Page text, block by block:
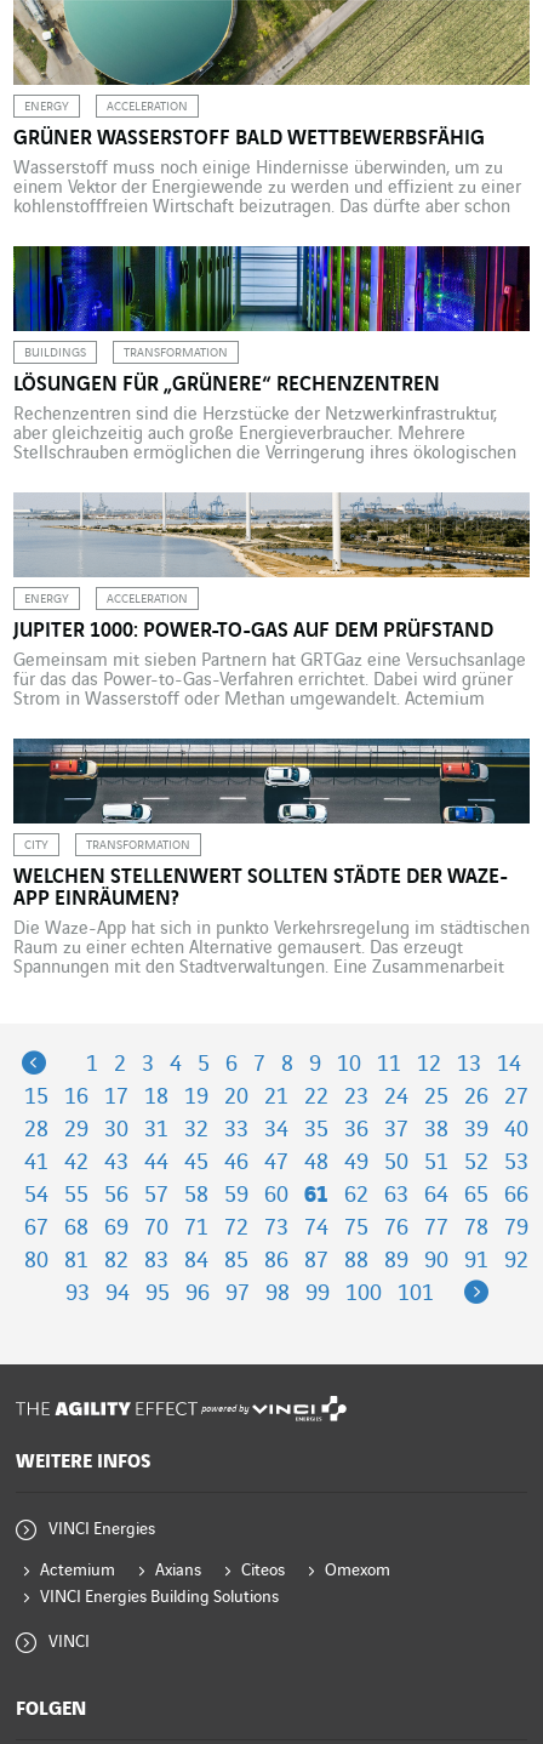
Luxusauto der berühmten, zum Volkswagen-Konzern gehörenden
Marke eine weitere Besonderheit auf: Es wurde in […]
ENERGY ACCELERATION
GRÜNER WASSERSTOFF BALD WETTBEWERBSFÄHIG
Wasserstoff muss noch einige Hindernisse überwinden, um zu
einem Vektor der Energiewende zu werden und effizient zu einer
kohlenstofffreien Wirtschaft beizutragen. Das dürfte aber schon
Wasserstoff zu wettbewerbsfähigen Preisen herzustellen. Sind in
absehbarer Zukunft alle Voraussetzungen erfüllt, um Wasserstoff
zum zentralen Vektor der Energiewende zu […]
BUILDINGS TRANSFORMATION
LÖSUNGEN FÜR „GRÜNERE“ RECHENZENTREN
Rechenzentren sind die Herzstücke der Netzwerkinfrastruktur,
aber gleichzeitig auch große Energieverbraucher. Mehrere
Stellschrauben ermöglichen die Verringerung ihres ökologischen
Transformation. In ihren Servern werden Daten gespeichert,
verarbeitet und geschützt. Die wachsende Datenflut aus dem
privaten wie auch dem gewerblichen Bereich erfordert immer
größere Speicherkapazitäten und ein optimales
Datenmanagement. Somit […]
ENERGY ACCELERATION
JUPITER 1000: POWER-TO-GAS AUF DEM PRÜFSTAND
Gemeinsam mit sieben Partnern hat GRTGaz eine Versuchsanlage
für das das Power-to-Gas-Verfahren errichtet. Dabei wird grüner
Strom in Wasserstoff oder Methan umgewandelt. Actemium
zur Energiespeicherung eröffnet. Jupiter 1000 ist eine von GRTgaz
betriebene Demonstrationsanlage im industriellen Maßstab für
das Power-to-Gas-Verfahren. Die Planung begann 2014, im
Februar 2020 ging […]
CITY TRANSFORMATION
WELCHEN STELLENWERT SOLLTEN STÄDTE DER WAZE-
APP EINRÄUMEN?
Die Waze-App hat sich in punkto Verkehrsregelung im städtischen
Raum zu einer echten Alternative gemausert. Das erzeugt
Spannungen mit den Stadtverwaltungen. Eine Zusammenarbeit
Previous
1 2 3 4 5 6 7 8 9 10 11 12 13
14
15
16 17 18 19 20 21 22 23 24 25 26
27
28
29 30 31 32 33 34 35 36 37 38 39
40
41
42 43 44 45 46 47 48 49 50 51 52
53
54
55 56 57 58 59 60 61 62 63 64 65
66
67
68 69 70 71 72 73 74 75 76 77 78
79
80
81 82 83 84 85 86 87 88 89 90 91
92
93
94 95 96 97 98 99 100 101 Next
powered by
WEITERE INFOS
VINCI Energies
Actemium Axians Citeos
Omexom
VINCI Energies Building Solutions
VINCI
FOLGEN